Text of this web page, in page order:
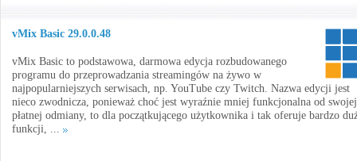
vMix Basic 29.0.0.48
vMix Basic to podstawowa, darmowa edycja rozbudowanego
programu do przeprowadzania streamingów na żywo w
najpopularniejszych serwisach, np. YouTube czy Twitch. Nazwa edycji jest
nieco zwodnicza, ponieważ choć jest wyraźnie mniej funkcjonalna od swojej
płatnej odmiany, to dla początkującego użytkownika i tak oferuje bardzo
funkcji, ...